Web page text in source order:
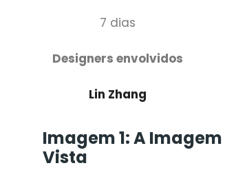
7 dias
Designers envolvidos
Lin Zhang
Imagem 1: A
Vista